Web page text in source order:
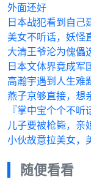
外面还好
日本战犯看到自己
美女不听话，妖怪
大清王爷沦为傀儡
日本文体界竟成军
高瀚宇遇到人生难
燕子京够直接，想
『掌中宝个个不听
儿子要被枪毙，亲
小伙故意拉美女，
随便看看